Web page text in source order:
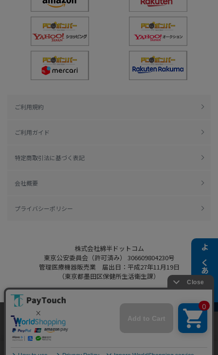
よくある質問
ご利用規約
ご利用ガイド
特定商取引法に基づく表記
会社概要
プライバシーポリシー
株式会社綿半ドットコム
東京公安委員会（許可済み） 306609804230号
管理医療機器販売業 届出日：平成27年11月19日
（東京都墨田区保健所生活衛生課）
Copyright 2022
Powered by Watahan Partners Co., Ltd.
当ウェブサイトでは、お客様により良いサービス
をご提供するため、クッキーを利用しています。
サイト利用を継続することにより、クッキーの使
同意する